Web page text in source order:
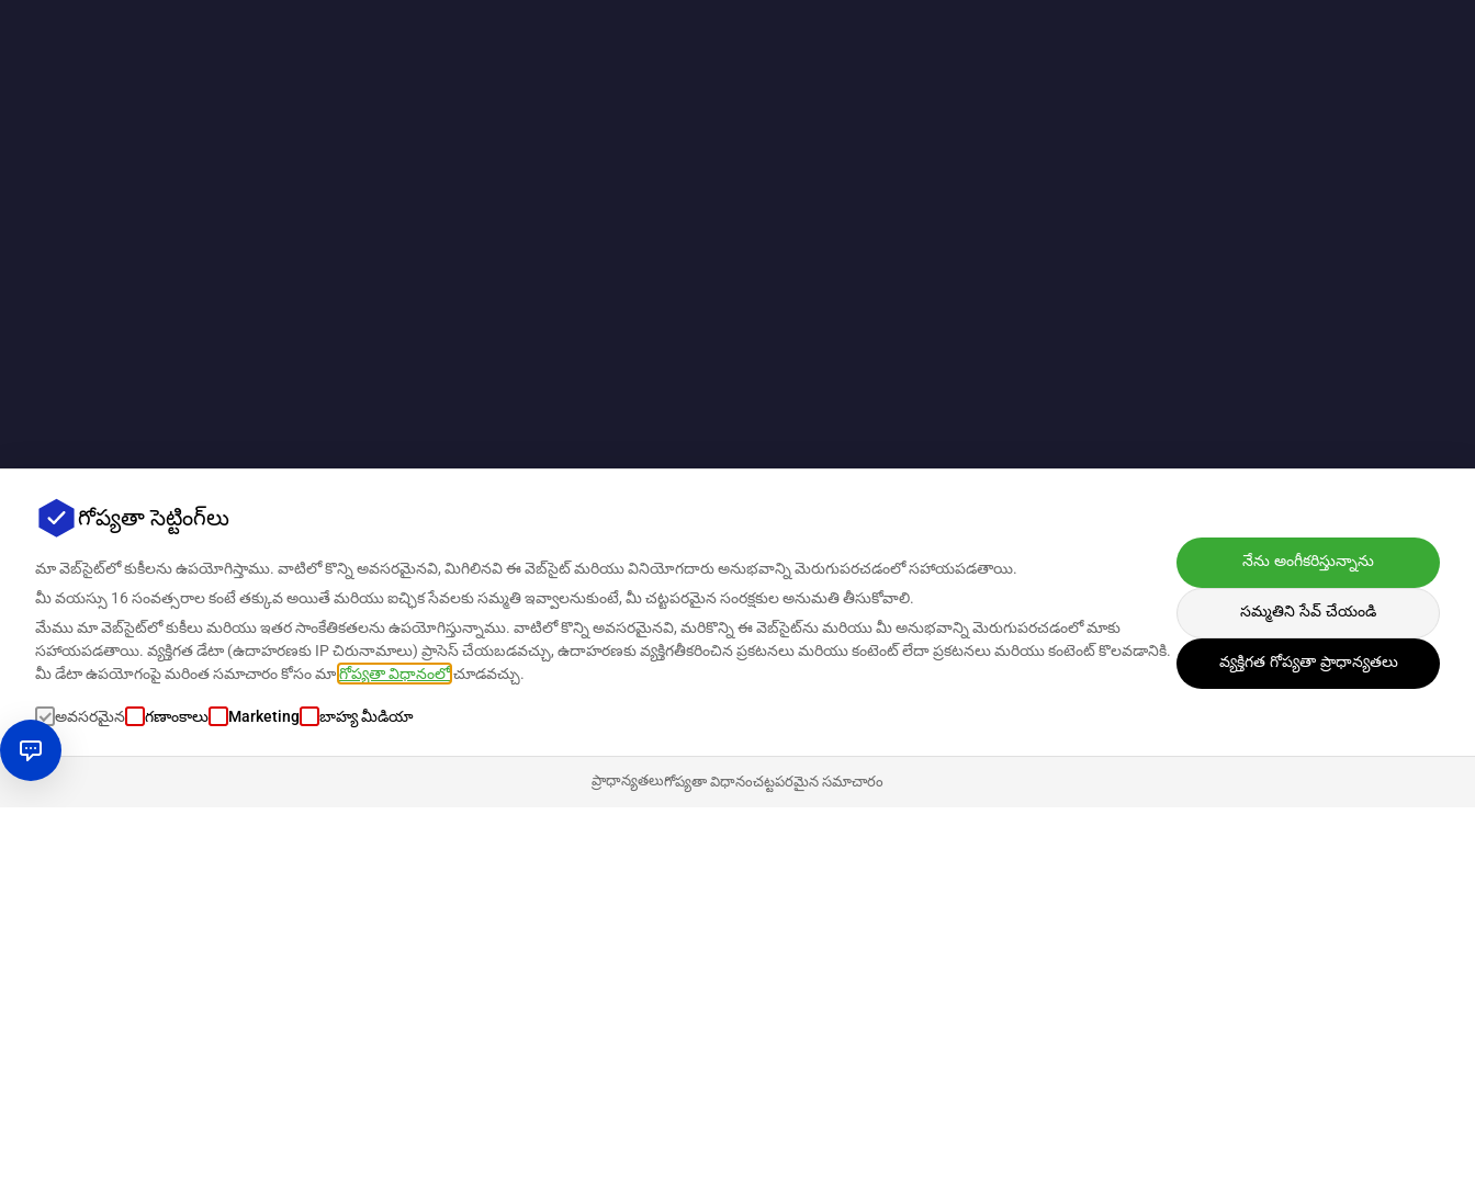
గోప్యతా సెట్టింగ్‌లు
మా వెబ్‌సైట్‌లో కుకీలను ఉపయోగిస్తాము. వాటిలో కొన్ని అవసరమైనవి, మిగిలినవి ఈ వెబ్‌సైట్ మరియు వినియోగదారు అనుభవాన్ని మెరుగుపరచడంలో సహాయపడతాయి.
మీ వయస్సు 16 సంవత్సరాల కంటే తక్కువ అయితే మరియు ఐచ్ఛిక సేవలకు సమ్మతి ఇవ్వాలనుకుంటే, మీ చట్టపరమైన సంరక్షకుల అనుమతి తీసుకోవాలి.
మేము మా వెబ్‌సైట్‌లో కుకీలు మరియు ఇతర సాంకేతికతలను ఉపయోగిస్తున్నాము. వాటిలో కొన్ని అవసరమైనవి, మరికొన్ని ఈ వెబ్‌సైట్‌ను మరియు మీ అనుభవాన్ని మెరుగుపరచడంలో మాకు
సహాయపడతాయి. వ్యక్తిగత డేటా (ఉదాహరణకు IP చిరునామాలు) ప్రాసెస్ చేయబడవచ్చు, ఉదాహరణకు వ్యక్తిగతీకరించిన ప్రకటనలు మరియు కంటెంట్ లేదా ప్రకటనలు మరియు కంటెంట్ కొలవడానికి.
మీ డేటా ఉపయోగంపై మరింత సమాచారం కోసం మాగోప్యతా విధానంలోచూడవచ్చు.
అవసరమైన గణాంకాలు Marketing బాహ్య మీడియా
నేను అంగీకరిస్తున్నాను
సమ్మతిని సేవ్ చేయండి
వ్యక్తిగత గోప్యతా ప్రాధాన్యతలు
ప్రాధాన్యతలుగోప్యతా విధానంచట్టపరమైన సమాచారం